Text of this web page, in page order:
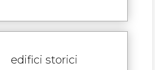
edifici storici